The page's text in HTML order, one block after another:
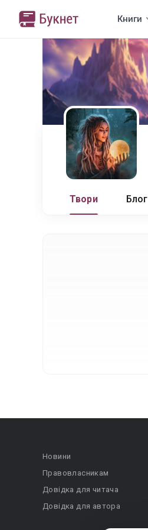
Книги
Твори Блог
Новини
Правовласникам
Довідка для читача
Довідка для автора